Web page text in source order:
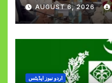
AUGUST 6, 2026
اردو نیوز اپڈیٹس